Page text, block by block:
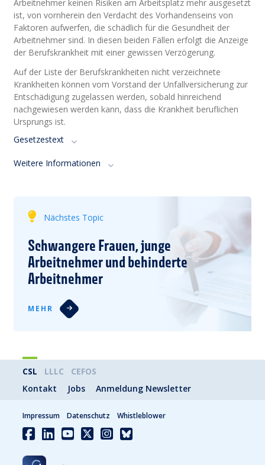
Arbeitnehmer keinen Risiken am Arbeitsplatz mehr ausgesetzt
ist, von vornherein den Verdacht des Vorhandenseins von
Faktoren aufwerfen, die schädlich für die Gesundheit der
Arbeitnehmer sind. In diesen beiden Fällen erfolgt die Anzeige
der Berufskrankheit mit einer gewissen Verzögerung.
Auf der Liste der Berufskrankheiten nicht verzeichnete
Krankheiten können vom Vorstand der Unfallversicherung zur
Entschädigung zugelassen werden, sobald hinreichend
nachgewiesen werden kann, dass die Krankheit beruflichen
Ursprungs ist.
Gesetzestext
Weitere Informationen
Nächstes Topic
Schwangere Frauen, junge
Arbeitnehmer und behinderte
Arbeitnehmer
MEHR
CSL LLLC
CEFOS
Kontakt
Jobs Anmeldung Newsletter
Impressum Datenschutz Whistleblower